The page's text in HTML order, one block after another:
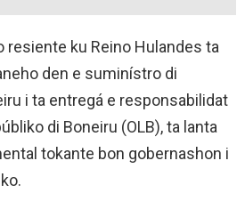
resiente ku Reino Hulandes ta
den e suminístro di
i ta entregá e responsabilidat
di Boneiru (OLB), ta lanta
tokante bon gobernashon i